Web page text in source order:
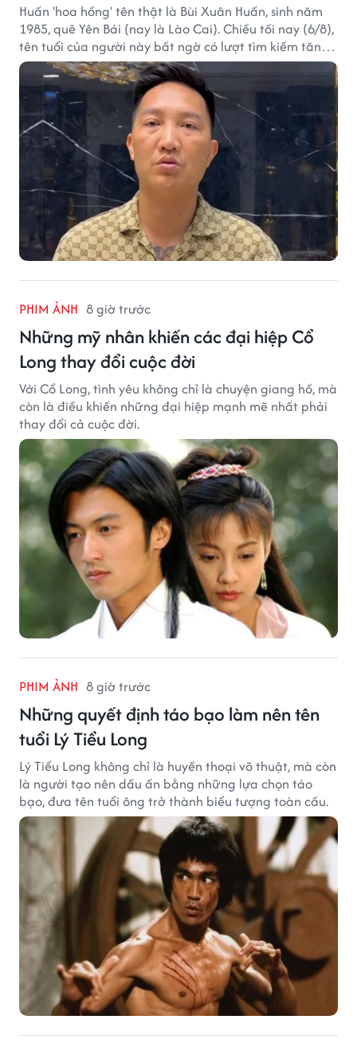
Huấn 'hoa hồng' tên thật là Bùi Xuân Huấn, sinh năm
1985, quê Yên Bái (nay là Lào Cai). Chiều tối nay (6/8),
tên tuổi của người này bất ngờ có lượt tìm kiếm tăng
vọt.
PHIM ẢNH 8 giờ trước
Những mỹ nhân khiến các đại hiệp Cổ
Long thay đổi cuộc đời
Với Cổ Long, tình yêu không chỉ là chuyện giang hồ, mà
còn là điều khiến những đại hiệp mạnh mẽ nhất phải
thay đổi cả cuộc đời.
PHIM ẢNH 8 giờ trước
Những quyết định táo bạo làm nên tên
tuổi Lý Tiểu Long
Lý Tiểu Long không chỉ là huyền thoại võ thuật, mà còn
là người tạo nên dấu ấn bằng những lựa chọn táo
bạo, đưa tên tuổi ông trở thành biểu tượng toàn cầu.